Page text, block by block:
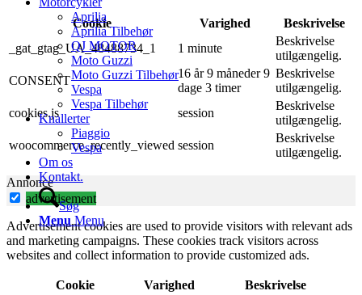
Aprilia
Aprilia Tilbehør
QJ MOTOR
Moto Guzzi
Moto Guzzi Tilbehør
Vespa
Vespa Tilbehør
Knallerter
Piaggio
Vespa
Om os
Kontakt.
Søg
Menu Menu
Cookie Varighed
Beskrivelse
_gat_gtag_UA_48488734_1
1 minute
Beskrivelse
utilgængelig.
CONSENT
16 år 9 måneder 9
dage 3 timer
Beskrivelse
utilgængelig.
cookies.js
session
Beskrivelse
utilgængelig.
woocommerce_recently_viewed session
Beskrivelse
utilgængelig.
Annonce
advertisement
Advertisement cookies are used to provide visitors with relevant ads
and marketing campaigns. These cookies track visitors across
websites and collect information to provide customized ads.
Cookie Varighed Beskrivelse